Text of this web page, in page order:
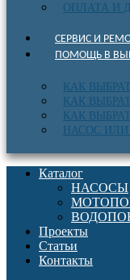
ОПЛАТА И
СЕРВИС И
ПОМОЩЬ В
КАК
КАК
КАК
НАСОС
Каталог
НАСОСЫ
Проекты
Статьи
Контакты